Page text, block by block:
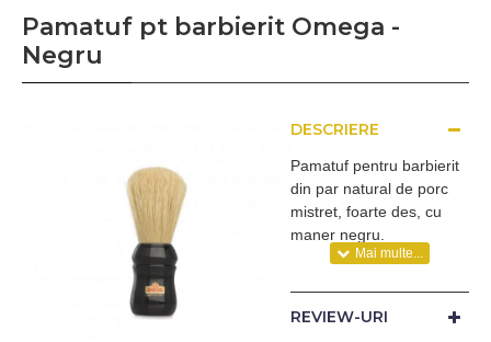
Pamatuf pt barbierit Omega -
Negru
DESCRIERE
Pamatuf pentru barbierit
din par natural de porc
mistret, foarte des, cu
maner negru.
barbier adevarat
apreciaza un lucru de
REVIEW-URI